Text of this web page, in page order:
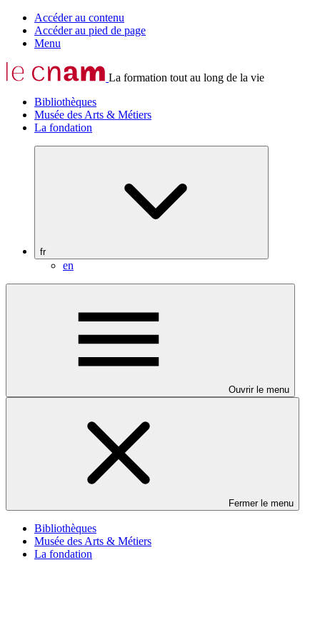
Accéder au contenu
Accéder au pied de page
Menu
La formation tout au long de la vie
Bibliothèques
Musée des Arts & Métiers
La fondation
fr
en
Ouvrir le menu
Fermer le menu
Bibliothèques
Musée des Arts & Métiers
La fondation